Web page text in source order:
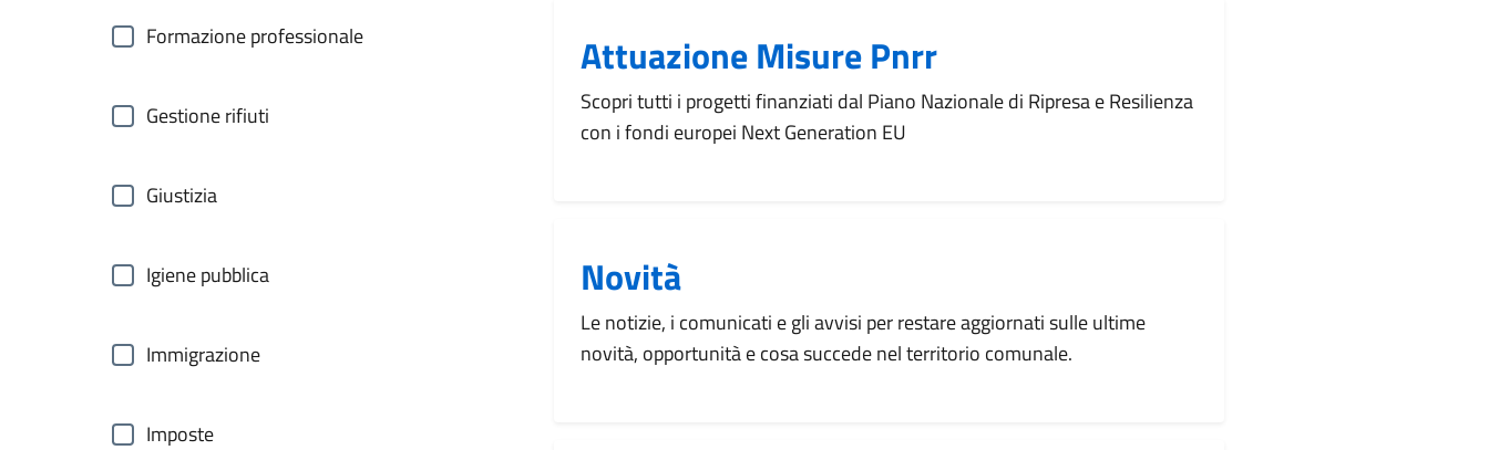
Formazione professionale
Gestione rifiuti
Giustizia
Igiene pubblica
Immigrazione
Imposte
Attuazione Misure Pnrr
Scopri tutti i progetti finanziati dal Piano Nazionale di Ripresa e Resilienza
con i fondi europei Next Generation EU
Novità
Le notizie, i comunicati e gli avvisi per restare aggiornati sulle ultime
novità, opportunità e cosa succede nel territorio comunale.